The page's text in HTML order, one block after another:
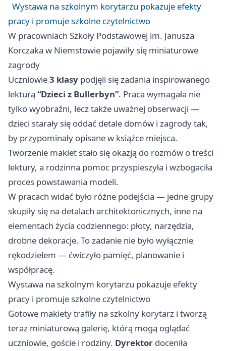
Wystawa na szkolnym korytarzu pokazuje efekty
pracy i promuje szkolne czytelnictwo
W pracowniach Szkoły Podstawowej im. Janusza
Korczaka w Niemstowie pojawiły się miniaturowe
zagrody
Uczniowie3 klasy podjęli się zadania inspirowanego
lekturą “Dzieci z Bullerbyn”. Praca wymagała nie
tylko wyobraźni, lecz także uważnej obserwacji —
dzieci starały się oddać detale domów i zagrody tak,
by przypominały opisane w książce miejsca.
Tworzenie makiet stało się okazją do rozmów o treści
lektury, a rodzinna pomoc przyspieszyła i wzbogaciła
proces powstawania modeli.
W pracach widać było różne podejścia — jedne grupy
skupiły się na detalach architektonicznych, inne na
elementach życia codziennego: płoty, narzędzia,
drobne dekoracje. To zadanie nie było wyłącznie
rękodziełem — ćwiczyło pamięć, planowanie i
współpracę.
Wystawa na szkolnym korytarzu pokazuje efekty
pracy i promuje szkolne czytelnictwo
Gotowe makiety trafiły na szkolny korytarz i tworzą
teraz miniaturową galerię, którą mogą oglądać
uczniowie, goście i rodziny. Dyrektor doceniła